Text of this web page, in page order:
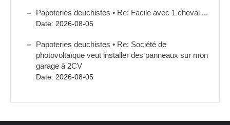
Papoteries deuchistes • Re: Facile avec 1 cheval ...
Date: 2026-08-05
Papoteries deuchistes • Re: Société de
photovoltaïque veut installer des panneaux sur mon
garage à 2CV
Date: 2026-08-05